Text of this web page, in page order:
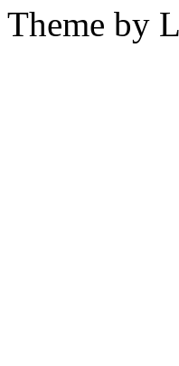
Theme by